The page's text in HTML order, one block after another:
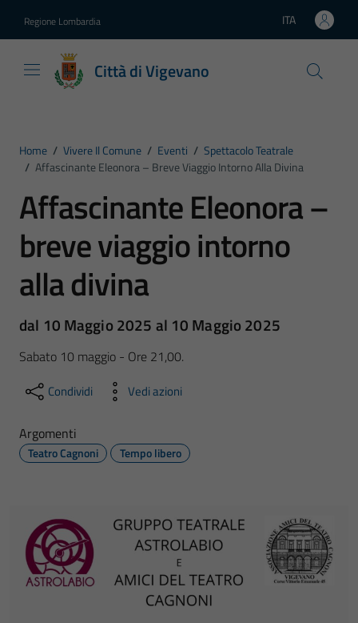
Regione Lombardia Lingua attiva:
ITA
Città di Vigevano
Home / Vivere Il Comune / Eventi / Spettacolo Teatrale
/ Affascinante Eleonora – Breve Viaggio Intorno Alla Divina
Affascinante Eleonora –
breve viaggio intorno
alla divina
dal 10 Maggio 2025 al 10 Maggio 2025
Sabato 10 maggio - Ore 21,00.
Condividi Vedi azioni
Argomenti
Teatro Cagnoni Tempo libero